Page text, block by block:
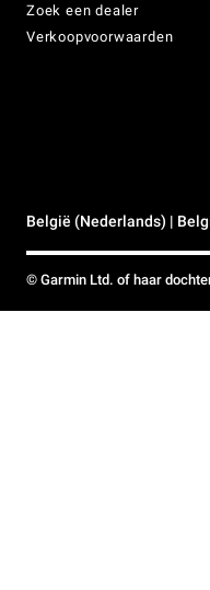
Zoek een dealer
Verkoopvoorwaarden
België (Nederlands) |
© Garmin Ltd. of haar